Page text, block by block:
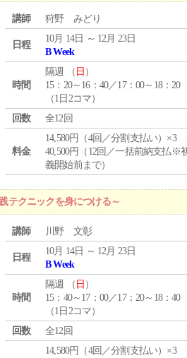
講師 狩野 みどり
日程
10月 14日 ～ 12月 23日
B Week
時間
隔週 （ 日 ）
15：20～16：40／17：00～18：20
（1日2コマ）
回数
全12回
料金
14,580円（4回／分割支払い）×3
40,500円（12回／一括前納支払※
義開始前まで）
テクニックを身につける～
講師 川野 文彰
日程
10月 14日 ～ 12月 23日
B Week
時間
隔週 （ 日 ）
15：40～17：00／17：20～18：40
（1日2コマ）
回数
全12回
14,580円（4回／分割支払い）×3